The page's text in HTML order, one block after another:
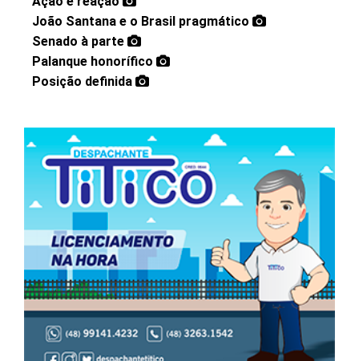
João Santana e o Brasil pragmático
Senado à parte
Palanque honorífico
Posição definida